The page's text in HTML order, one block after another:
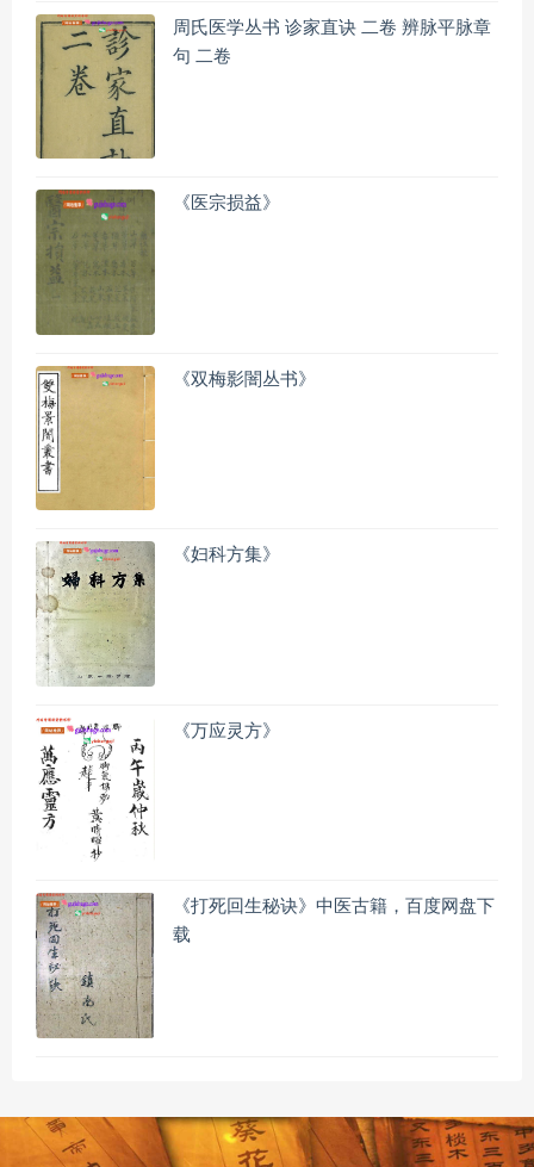
周氏医学丛书 诊家直诀 二卷 辨脉平脉章
句 二卷
《医宗损益》
《双梅影闇丛书》
《妇科方集》
《万应灵方》
《打死回生秘诀》中医古籍，百度网盘下
载